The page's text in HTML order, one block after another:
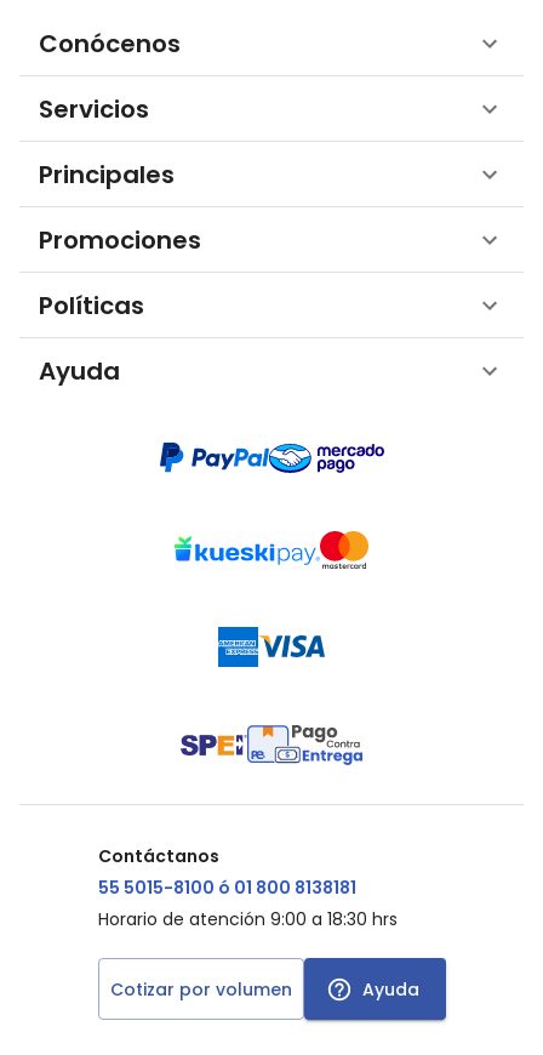
Conócenos
Servicios
Principales
Promociones
Políticas
Ayuda
Contáctanos
55 5015-8100 ó 01 800 8138181
Horario de atención 9:00 a 18:30 hrs
Cotizar por volumen Ayuda